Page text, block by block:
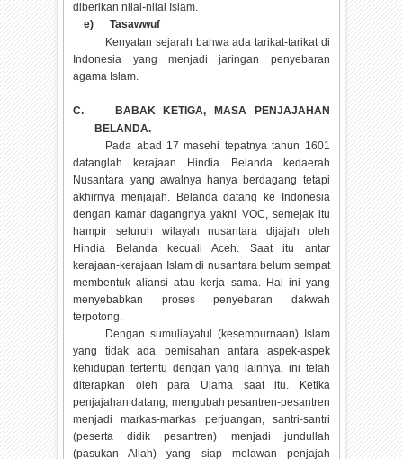
diberikan nilai-nilai Islam.
e)
Tasawwuf
Kenyatan sejarah bahwa ada tarikat-tarikat di
Indonesia yang menjadi jaringan penyebaran
agama Islam.
C.
BABAK KETIGA, MASA PENJAJAHAN
BELANDA.
Pada abad 17 masehi tepatnya tahun 1601
datanglah kerajaan Hindia Belanda kedaerah
Nusantara yang awalnya hanya berdagang tetapi
akhirnya menjajah. Belanda datang ke Indonesia
dengan kamar dagangnya yakni VOC, semejak itu
hampir seluruh wilayah nusantara dijajah oleh
Hindia Belanda kecuali Aceh. Saat itu antar
kerajaan-kerajaan Islam di nusantara belum sempat
membentuk aliansi atau kerja sama. Hal ini yang
menyebabkan proses penyebaran dakwah
terpotong.
Dengan sumuliayatul (kesempurnaan) Islam
yang tidak ada pemisahan antara aspek-aspek
kehidupan tertentu dengan yang lainnya, ini telah
diterapkan oleh para Ulama saat itu. Ketika
penjajahan datang, mengubah pesantren-pesantren
menjadi markas-markas perjuangan, santri-santri
(peserta didik pesantren) menjadi jundullah
(pasukan Allah) yang siap melawan penjajah